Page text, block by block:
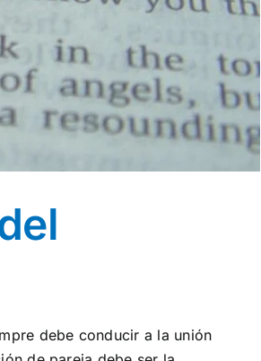
debe conducir a la unión